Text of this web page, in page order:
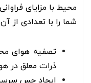
محیط با مزایای
شما را با تعدادی از
تصفیه هوای
ذرات معلق در
ایجاد حس